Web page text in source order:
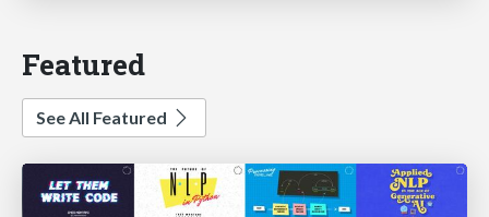
Featured
See All Featured